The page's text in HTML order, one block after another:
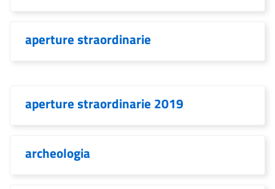
aperture straordinarie
aperture straordinarie 2019
archeologia